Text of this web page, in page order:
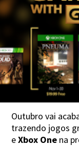
Outubro vai
trazendo jogos
eXbox One na